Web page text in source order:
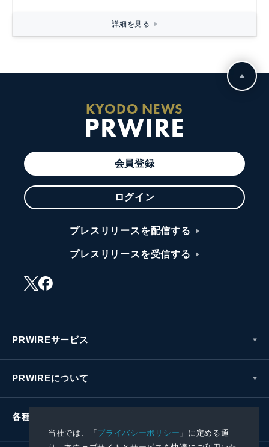
当社では、「プライバシーポリシー 」に定める通
詳細を見る
KYODO NEWS
PRWIRE
会員登録
ログイン
プレスリリースを配信する
プレスリリースを受信する
PRWIREサービス
PRWIREについて
各種お問い合わせ